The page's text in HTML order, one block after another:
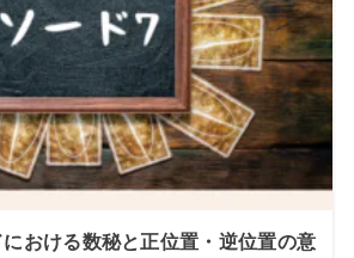
おける数秘と正位置・逆位置の意